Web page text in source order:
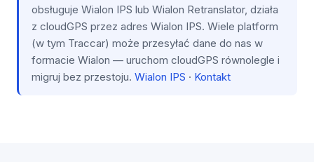
obsługuje Wialon IPS lub Wialon Retranslator, działa
z cloudGPS przez adres Wialon IPS. Wiele platform
(w tym Traccar) może przesyłać dane do nas w
formacie Wialon — uruchom cloudGPS równolegle i
migruj bez przestoju. Wialon IPS · Kontakt